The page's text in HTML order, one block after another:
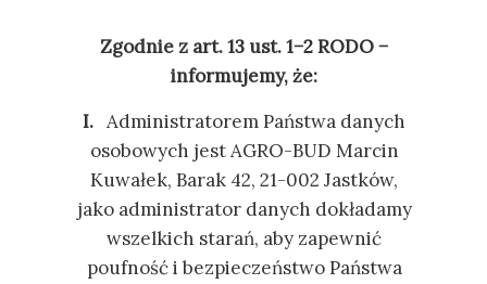
Zgodnie z art. 13 ust. 1−2 RODO −
informujemy, że:
I. Administratorem Państwa danych
osobowych jest AGRO-BUD Marcin
Kuwałek, Barak 42, 21-002 Jastków,
jako administrator danych dokładamy
wszelkich starań, aby zapewnić
poufność i bezpieczeństwo Państwa